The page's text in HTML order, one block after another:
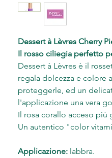
Dessert à Lèvres Cherry
Il rosso ciliegia perfetto
Dessert à Lèvres è il
regala dolcezza e colore
proteggerle, ed un
l'applicazione una vera
Il rosa corallo acceso
Un autentico "color
Applicazione: labbra.